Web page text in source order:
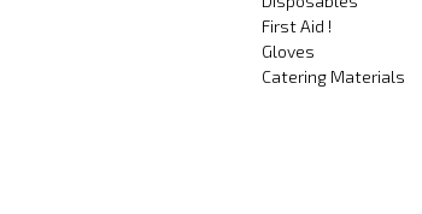
First Aid !
Gloves
Catering Materials